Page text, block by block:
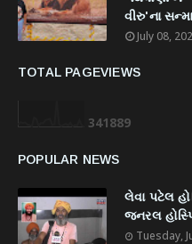
વીરુ'ના
July 08,
TOTAL PAGEVIEWS
341889
POPULAR NEWS
લેવા પટેલ
જનરલ
Tuesday,